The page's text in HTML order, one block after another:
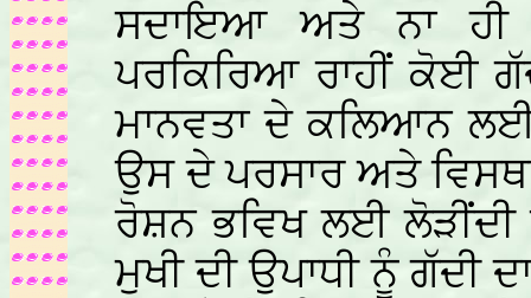
ਸਦਾਇਆ ਅਤੇ ਨਾ ਹੀ
ਪਰਕਿਰਿਆ ਰਾਹੀਂ ਕੋਈ
ਮਾਨਵਤਾ ਦੇ ਕਲਿਆਨ ਲਈ
ਉਸ ਦੇ ਪਰਸਾਰ ਅਤੇ
ਰੋਸ਼ਨ ਭਵਿਖ ਲਈ ਲੋੜੀਂਦੀ
ਮੁਖੀ ਦੀ ਉਪਾਧੀ ਨੂੰ ਗੱਦੀ